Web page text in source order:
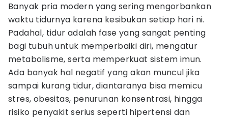
Banyak pria modern yang sering mengorbankan
waktu tidurnya karena kesibukan setiap hari ni.
Padahal, tidur adalah fase yang sangat penting
bagi tubuh untuk memperbaiki diri, mengatur
metabolisme, serta memperkuat sistem imun.
Ada banyak hal negatif yang akan muncul jika
sampai kurang tidur, diantaranya bisa memicu
stres, obesitas, penurunan konsentrasi, hingga
risiko penyakit serius seperti hipertensi dan